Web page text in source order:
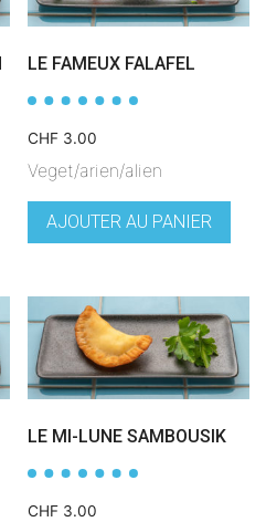
LE FAMEUX FALAFEL
CHF 3.00
Veget/arien/alien
AJOUTER AU PANIER
LE MI-LUNE SAMBOUSIK
CHF 3.00